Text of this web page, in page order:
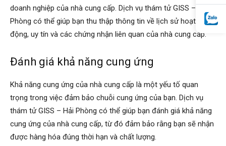
doanh nghiệp của nhà cung cấp. Dịch vụ thám tử GISS – Hải
Phòng có thể giúp bạn thu thập thông tin về lịch sử hoạt
động, uy tín và các chứng nhận liên quan của nhà cung cấp.
Đánh giá khả năng cung ứng
Khả năng cung ứng của nhà cung cấp là một yếu tố quan
trọng trong việc đảm bảo chuỗi cung ứng của bạn. Dịch vụ
thám tử GISS – Hải Phòng có thể giúp bạn đánh giá khả năng
cung ứng của nhà cung cấp, từ đó đảm bảo rằng bạn sẽ nhận
được hàng hóa đúng thời hạn và chất lượng.